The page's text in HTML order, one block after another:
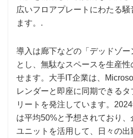
広いフロアプレートにわたる
ます。.
導入は廊下などの「デッドゾー
とし、無駄なスペースを生産
せます。大手IT企業は、
レンダーと即座に同期できる
リートを発注しています。
は平均50%と予想されており
ユニットを活用して、日々の出